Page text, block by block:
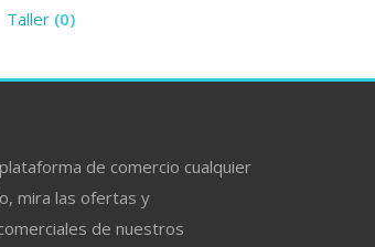
Taller
(0)
de comercio cualquier
mira las ofertas y
de nuestros